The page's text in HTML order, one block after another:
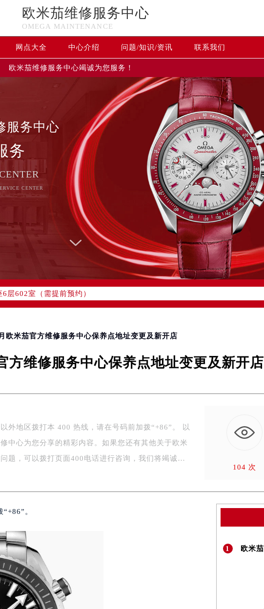
欧米茄维修服务中心
OMEGA MAINTENANCE
网点大全 中心介绍 问题/知识/资讯 联系我们
欧米茄维修服务中心竭诚为您服务！
服务中心
务
CENTER
告
877-2083
务覆盖中国大陆、香港、澳门、台湾全部区域（非大陆需加拨“+86”）
字楼D座11层1102室（北京总部）（需提前预约）
层602室（需提前预约）
楼26层2603室（需提前预约）
8层806室（需提前预约）
5号楼10层1008室（需提前预约）
层2009室（需提前预约）
层503-5室（需提前预约）
4号楼22层2209室（需提前预约）
象城）15层1508室（需提前预约）
厦南塔写字楼15层07室（需提前预约）
层1701室（需提前预约）
30层05室（需提前预约）
层1104室（需提前预约）
室（需提前预约）
欧米茄官方维修服务中心保养点地址变更及新开店
方维修服务中心保养点地址变更及新开店
外地区拨打本 400 热线，请在号码前加拨“+86”。 以
修中心为您分享的精彩内容。如果您还有其他关于欧米
题，可以拨打页面400电话进行咨询，我们将竭诚…
104 次
。
1